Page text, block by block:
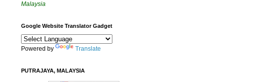
Malaysia
Google Website Translator Gadget
Powered by Translate
PUTRAJAYA, MALAYSIA